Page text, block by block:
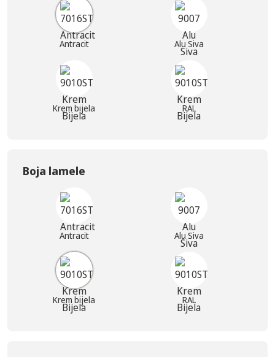
Antracit Alu Siva
Krem bijela RAL
Boja lamele
Antracit Alu Siva
Krem bijela RAL